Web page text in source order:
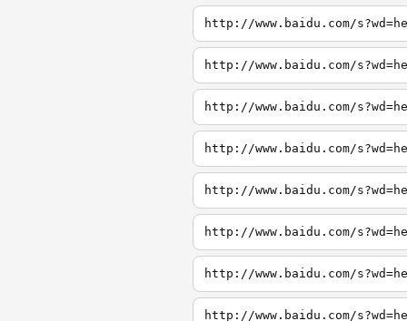
http://www.baidu.com/
http://www.baidu.com/
http://www.baidu.com/
http://www.baidu.com/
http://www.baidu.com/
http://www.baidu.com/
http://www.baidu.com/
http://www.baidu.com/